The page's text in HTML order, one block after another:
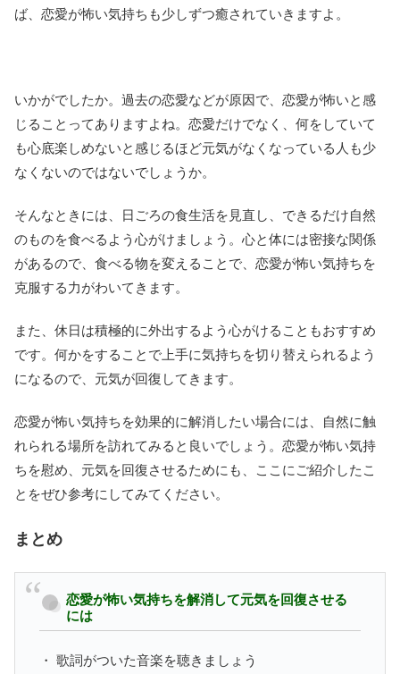
ば、恋愛が怖い気持ちも少しずつ癒されていきますよ。
いかがでしたか。過去の恋愛などが原因で、恋愛が怖いと感
じることってありますよね。恋愛だけでなく、何をしていて
も心底楽しめないと感じるほど元気がなくなっている人も少
なくないのではないでしょうか。
そんなときには、日ごろの食生活を見直し、できるだけ自然
のものを食べるよう心がけましょう。心と体には密接な関係
があるので、食べる物を変えることで、恋愛が怖い気持ちを
克服する力がわいてきます。
また、休日は積極的に外出するよう心がけることもおすすめ
です。何かをすることで上手に気持ちを切り替えられるよう
になるので、元気が回復してきます。
恋愛が怖い気持ちを効果的に解消したい場合には、自然に触
れられる場所を訪れてみると良いでしょう。恋愛が怖い気持
ちを慰め、元気を回復させるためにも、ここにご紹介したこ
とをぜひ参考にしてみてください。
まとめ
恋愛が怖い気持ちを解消して元気を回復させる
には
・ 歌詞がついた音楽を聴きましょう